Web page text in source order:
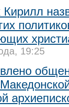
Кирилл
19:25